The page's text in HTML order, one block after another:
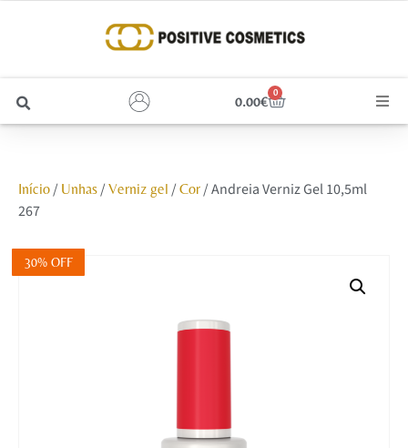
0.00€
0
Unhas
Início/ Unhas/ Verniz gel / Cor/ Andreia Verniz Gel 10,5ml
267
30% OFF